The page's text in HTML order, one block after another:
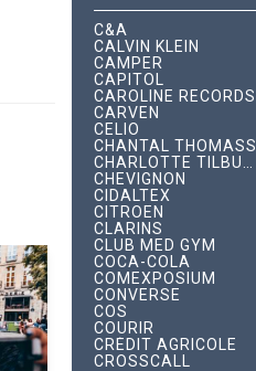
C&A
CALVIN KLEIN
CAMPER
CAPITOL
CAROLINE RECORDS
CARVEN
CELIO
CHANTAL THOMASS
CHEVIGNON
CIDALTEX
CITROËN
CLARINS
CLUB MED GYM
COCA-COLA
COMEXPOSIUM
CONVERSE
COS
COURIR
CRÉDIT AGRICOLE
CROSSCALL